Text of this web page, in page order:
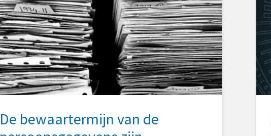
De bewaartermijn van de